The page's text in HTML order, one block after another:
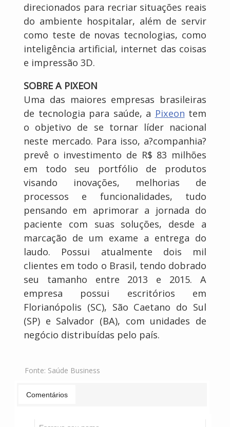
direcionados para recriar situações reais
do ambiente hospitalar, além de servir
como teste de novas tecnologias, como
inteligência artificial, internet das coisas
e impressão 3D.
SOBRE A PIXEON
Uma das maiores empresas brasileiras
de tecnologia para saúde, a Pixeon tem
o objetivo de se tornar líder nacional
neste mercado. Para isso, a?companhia?
prevê o investimento de R$ 83 milhões
em todo seu portfólio de produtos
visando inovações, melhorias de
processos e funcionalidades, tudo
pensando em aprimorar a jornada do
paciente com suas soluções, desde a
marcação de um exame a entrega do
laudo. Possui atualmente dois mil
clientes em todo o Brasil, tendo dobrado
seu tamanho entre 2013 e 2015. A
empresa possui escritórios em
Florianópolis (SC), São Caetano do Sul
(SP) e Salvador (BA), com unidades de
negócio distribuídas pelo país.
Fonte: Saúde Business
Comentários